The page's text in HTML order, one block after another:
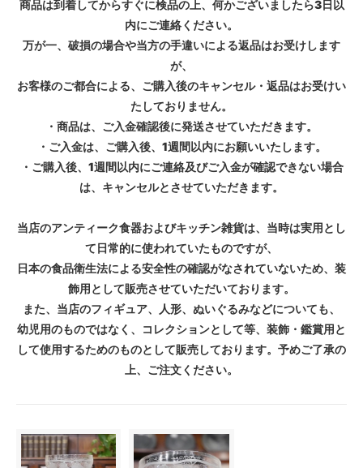
商品は到着してからすぐに検品の上、何かございましたら3日以
内にご連絡ください。
万が一、破損の場合や当方の手違いによる返品はお受けします
が、
お客様のご都合による、ご購入後のキャンセル・返品はお受けい
たしておりません。
・商品は、ご入金確認後に発送させていただきます。
・ご入金は、ご購入後、1週間以内にお願いいたします。
・ご購入後、1週間以内にご連絡及びご入金が確認できない場合
は、キャンセルとさせていただきます。
当店のアンティーク食器およびキッチン雑貨は、当時は実用とし
て日常的に使われていたものですが、
日本の食品衛生法による安全性の確認がなされていないため、装
飾用として販売させていただいております。
また、当店のフィギュア、人形、ぬいぐるみなどについても、
幼児用のものではなく、コレクションとして等、装飾・鑑賞用と
して使用するためのものとして販売しております。予めご了承の
上、ご注文ください。